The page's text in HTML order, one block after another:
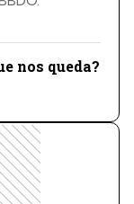
nos queda?